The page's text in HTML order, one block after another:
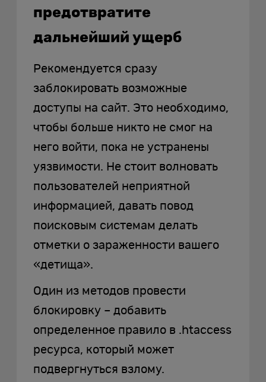
предотвратите
дальнейший ущерб
Рекомендуется сразу
заблокировать возможные
доступы на сайт. Это необходимо,
чтобы больше никто не смог на
него войти, пока не устранены
уязвимости. Не стоит волновать
пользователей неприятной
информацией, давать повод
поисковым системам делать
отметки о зараженности вашего
«детища».
Один из методов провести
блокировку – добавить
определенное правило в .htaccess
ресурса, который может
подвергнуться взлому.